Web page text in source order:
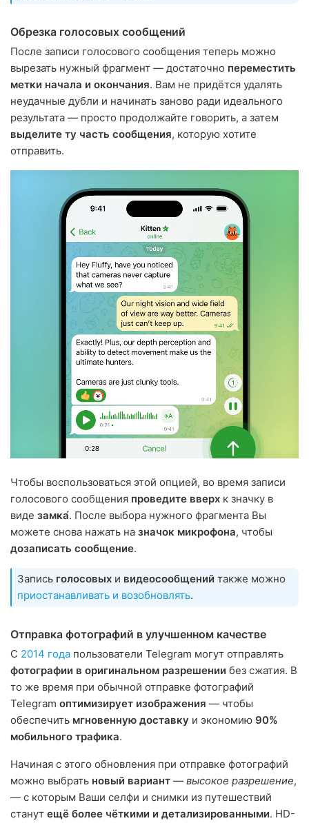
Обрезка голосовых сообщений
После записи голосового сообщения теперь можно
вырезать нужный фрагмент — достаточно переместить
метки начала и окончания. Вам не придётся удалять
неудачные дубли и начинать заново ради идеального
результата — просто продолжайте говорить, а затем
выделите ту часть сообщения, которую хотите
отправить.
Чтобы воспользоваться этой опцией, во время записи
голосового сообщения проведите вверх к значку в
виде замка́. После выбора нужного фрагмента Вы
можете снова нажать на значок микрофона, чтобы
дозаписать сообщение.
Запись голосовых и видеосообщений также можно
приостанавливать и возобновлять.
Отправка фотографий в улучшенном качестве
С 2014 года пользователи Telegram могут отправлять
фотографии в оригинальном разрешении без сжатия. В
то же время при обычной отправке фотографий
Telegram оптимизирует изображения — чтобы
обеспечить мгновенную доставку и экономию 90%
мобильного трафика.
Начиная с этого обновления при отправке фотографий
можно выбрать новый вариант — высокое разрешение,
— с которым Ваши селфи и снимки из путешествий
станут ещё более чёткими и детализированными. HD-